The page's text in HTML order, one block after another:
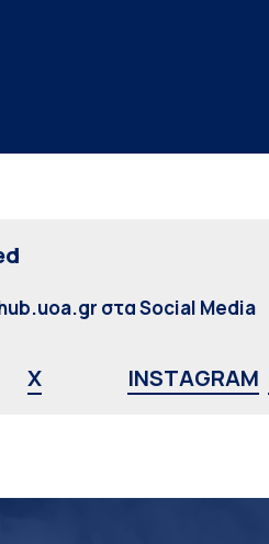
στα Social Media
X INSTAGRAM